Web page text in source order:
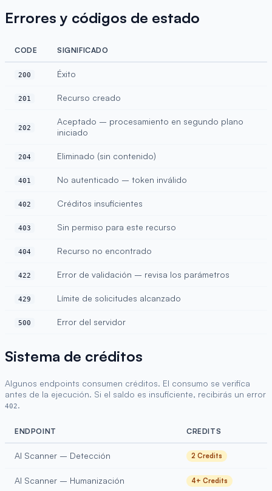
Errores y códigos de estado
CODE SIGNIFICADO
200 Éxito
201 Recurso creado
202
Aceptado – procesamiento en segundo plano
iniciado
204 Eliminado (sin contenido)
401 No autenticado – token inválido
402 Créditos insuficientes
403 Sin permiso para este recurso
404 Recurso no encontrado
422 Error de validación – revisa los parámetros
429 Límite de solicitudes alcanzado
500 Error del servidor
Sistema de créditos
Algunos endpoints consumen créditos. El consumo se verifica
antes de la ejecución. Si el saldo es insuficiente, recibirás un error
402.
ENDPOINT CREDITS
AI Scanner – Detección 2 Credits
AI Scanner – Humanización 4+ Credits